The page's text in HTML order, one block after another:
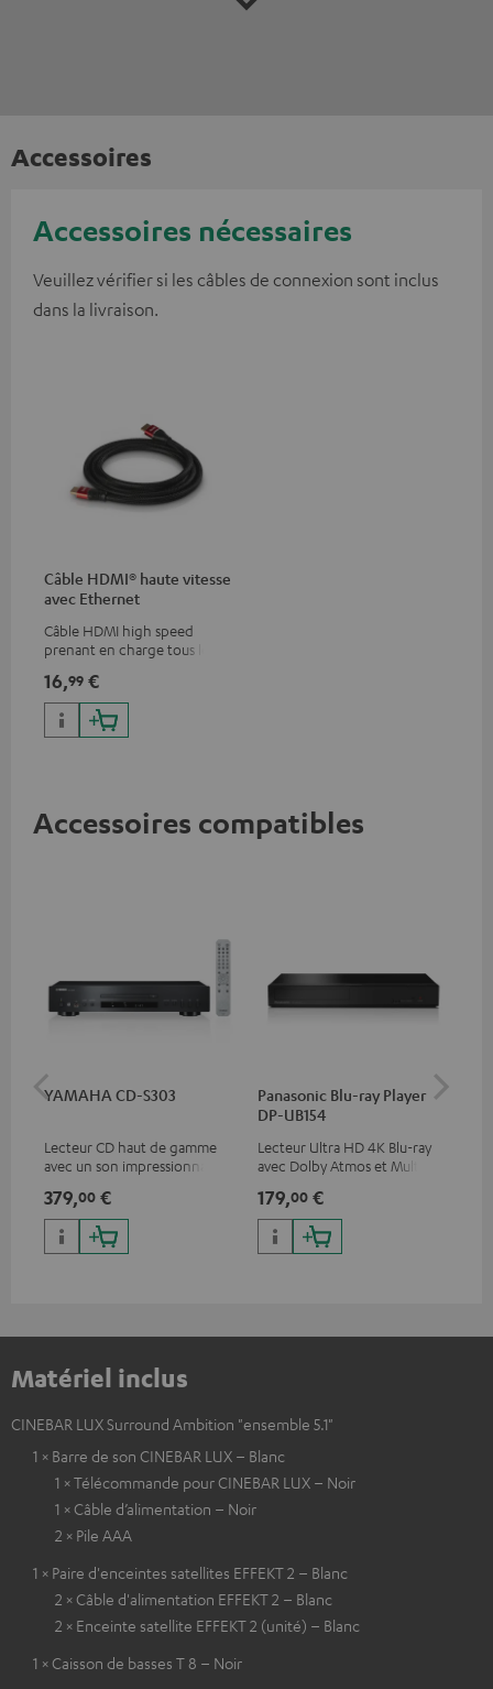
Accessoires
Accessoires nécessaires
Veuillez vérifier si les câbles de connexion sont inclus
dans la livraison.
Câble HDMI® haute vitesse
avec Ethernet
Câble HDMI high speed
prenant en charge tous les
50/60p et 4K 3D
16,99 €
Accessoires compatibles
YAMAHA CD-S303
Lecteur CD haut de gamme
avec un son impressionnant
379,00 €
Panasonic Blu-ray Player
DP-UB154
Lecteur Ultra HD 4K Blu-ray
avec Dolby Atmos et Multi
qualité d’image incroyable et
des couleurs contrastées
179,00 €
Matériel inclus
CINEBAR LUX Surround Ambition "ensemble 5.1"
1 × Barre de son CINEBAR LUX – Blanc
1 × Télécommande pour CINEBAR LUX – Noir
1 × Câble d’alimentation – Noir
2 × Pile AAA
1 × Paire d'enceintes satellites EFFEKT 2 – Blanc
2 × Câble d'alimentation EFFEKT 2 – Blanc
2 × Enceinte satellite EFFEKT 2 (unité) – Blanc
1 × Caisson de basses T 8 – Noir